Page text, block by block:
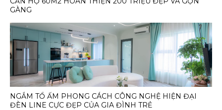
GÀNG
NGẮM TỔ ẤM PHONG CÁCH CÔNG NGHỆ HIỆN ĐẠI
ĐÈN LINE CỰC ĐẸP CỦA GIA ĐÌNH TRẺ